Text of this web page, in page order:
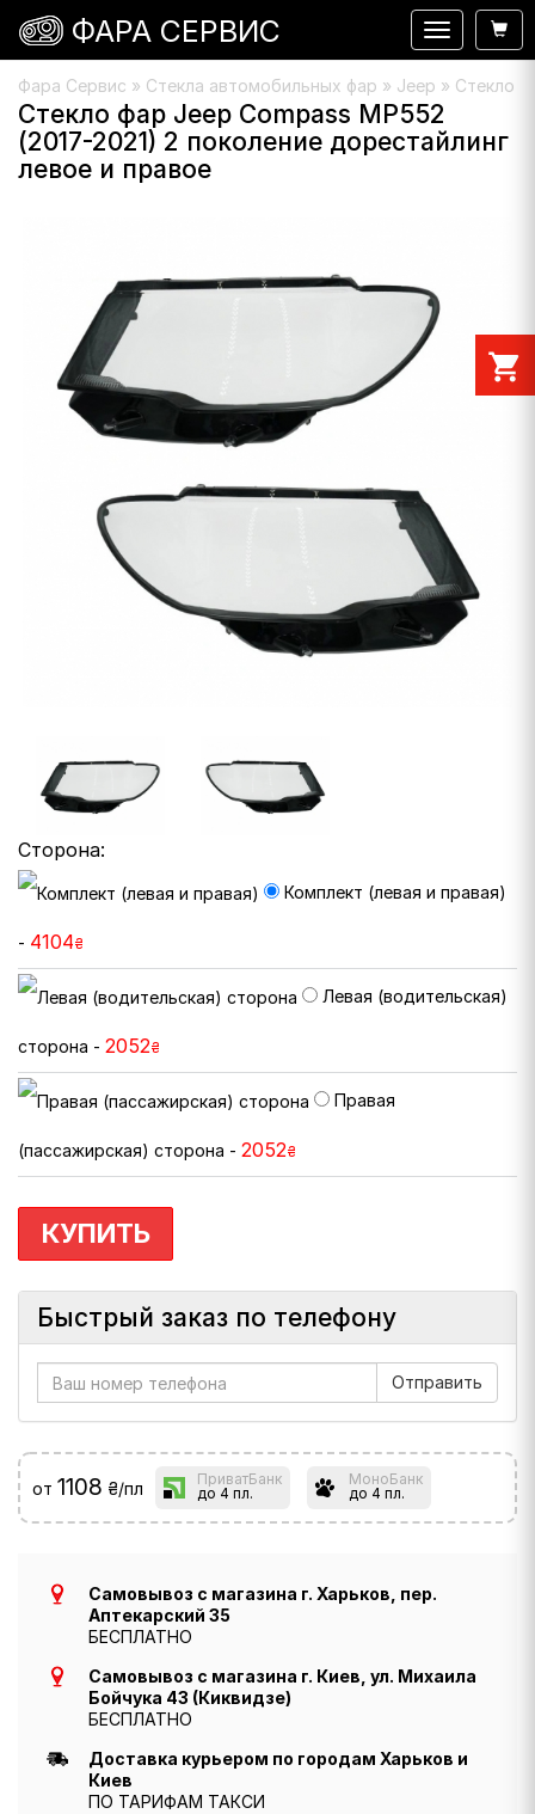
Фара Сервис » Стекла автомобильных фар » Jeep » Стекло
Стекло фар Jeep Compass MP552
(2017-2021) 2 поколение дорестайлинг
левое и правое
Сторона:
Комплект (левая и правая)
- 4104₴
Левая (водительская)
сторона - 2052₴
Правая
(пассажирская) сторона - 2052₴
КУПИТЬ
Быстрый заказ по телефону
от 1108 ₴/пл
ПриватБанк
до 4 пл.
МоноБанк
до 4 пл.
Самовывоз с магазина г. Харьков, пер.
Аптекарский 35
БЕСПЛАТНО
Самовывоз с магазина г. Киев, ул. Михаила
Бойчука 43 (Киквидзе)
БЕСПЛАТНО
Доставка курьером по городам Харьков и
Киев
ПО ТАРИФАМ ТАКСИ
Навигация
ФАРА СЕРВИС
shopping_cart